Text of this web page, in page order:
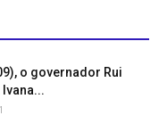
o governador Rui